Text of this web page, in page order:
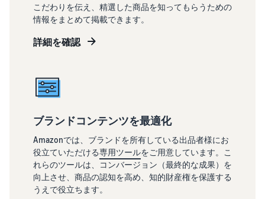
こだわりを伝え、精選した商品を知ってもらうための
情報をまとめて掲載できます。
詳細を確認
ブランドコンテンツを最適化
Amazonでは、ブランドを所有している出品者様にお
役立ていただける専用ツールをご用意しています。こ
れらのツールは、コンバージョン（最終的な成果）を
向上させ、商品の認知を高め、知的財産権を保護する
うえで役立ちます。